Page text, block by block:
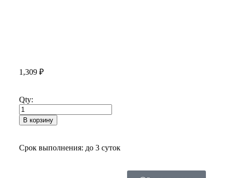
1,309 ₽
Qty:
В корзину
Срок выполнения: до 3 суток